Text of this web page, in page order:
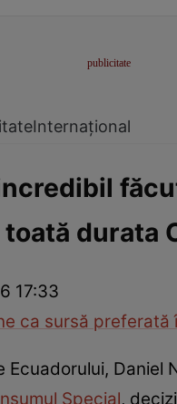
Internațional
toată durata
17:33
ca sursă preferată
Ecuadorului,
Special,